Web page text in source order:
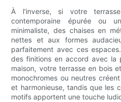
À l'inverse, si votre
contemporaine épurée ou
minimaliste, des chaises en
nettes et aux formes
parfaitement avec ces
des finitions en accord avec la
maison, votre terrasse en bois
monochromes ou neutres
et harmonieuse, tandis que les
motifs apportent une touche